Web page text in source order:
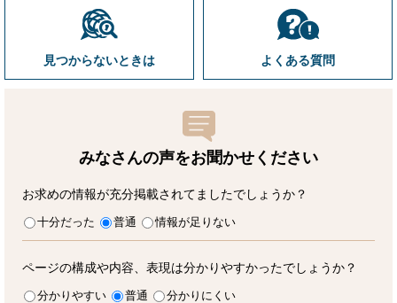
見つからないときは よくある質問
みなさんの声をお聞かせ ください
お求めの情報が充分掲載されてましたでしょうか？
十分だった 普通 情報が足りない
ページの構成や内容、表現は分かりやすかったでしょうか？
分かりやすい 普通 分かりにくい